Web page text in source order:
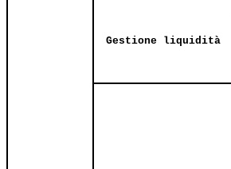
Gestione liquidità